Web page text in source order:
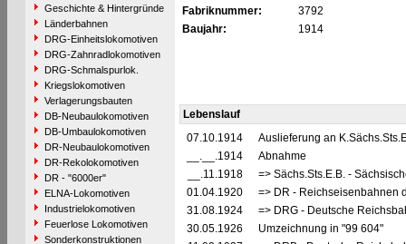
Geschichte & Hintergründe
Länderbahnen
DRG-Einheitslokomotiven
DRG-Zahnradlokomotiven
DRG-Schmalspurlok.
Kriegslokomotiven
Verlagerungsbauten
DB-Neubaulokomotiven
DB-Umbaulokomotiven
DR-Neubaulokomotiven
DR-Rekolokomotiven
DR - "6000er"
ELNA-Lokomotiven
Industrielokomotiven
Feuerlose Lokomotiven
Sonderkonstruktionen
Fabriknummer:
3792
Baujahr:
1914
Lebenslauf
07.10.1914
Auslieferung an
__.__.1914
Abnahme
__.11.1918
=> Sächs.Sts.E.B. -
01.04.1920
=> DR - Reichseisenbahnen
31.08.1924
=> DRG - Deutsche
30.05.1926
Umzeichnung in "99 604"